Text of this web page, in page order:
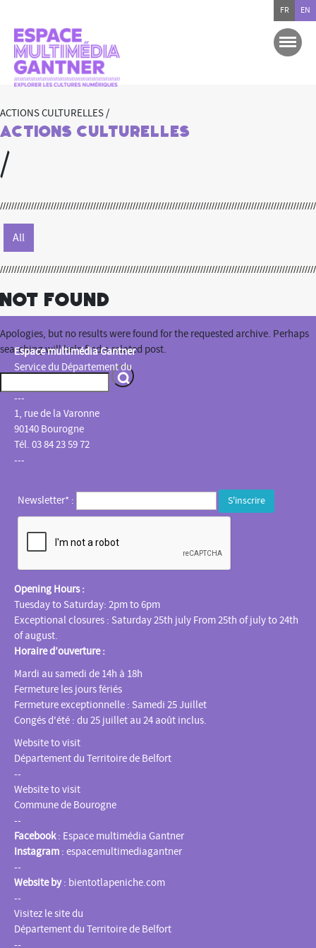
ACTIONS CULTURELLES /
Actions culturelles
/
All
Not Found
Apologies, but no results were found for the requested archive. Perhaps
searching will help find a related post.
Espace multimédia Gantner
Service du Département du
---
1, rue de la Varonne
90140 Bourogne
Tél. 03 84 23 59 72
---
Newsletter* :
Opening Hours :
Tuesday to Saturday: 2pm to 6pm
Exceptional closures : Saturday 25th july From 25th of july to 24th
of august.
Horaire d’ouverture :
Mardi au samedi de 14h à 18h
Fermeture les jours fériés
Fermeture exceptionnelle : Samedi 25 Juillet
Congés d'été : du 25 juillet au 24 août inclus.
Website to visit
Département du Territoire de Belfort
--
Website to visit
Commune de Bourogne
--
Facebook: Espace multimédia Gantner
Instagram : espacemultimediagantner
--
Website by: bientotlapeniche.com
--
Visitez le site du
Département du Territoire de Belfort
--
FR EN